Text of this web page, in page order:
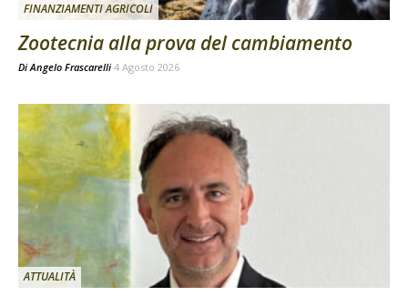
FINANZIAMENTI AGRICOLI
Zootecnia alla prova del cambiamento
DiAngelo Frascarelli 4 Agosto 2026
ATTUALITÀ